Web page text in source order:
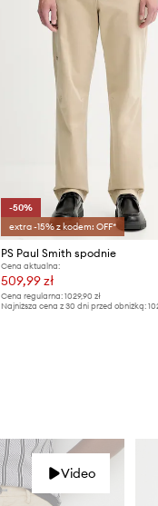
-50%
extra -15% z kodem: OFF*
PS Paul Smith spodnie
Cena aktualna:
509,99 zł
Cena regularna:1029,90 zł
Najniższa cena z 30 dni przed obniżką:
Video